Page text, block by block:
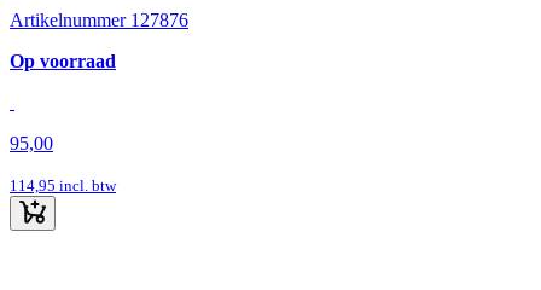
Artikelnummer 127876
Op voorraad
95,00
114,95 incl. btw